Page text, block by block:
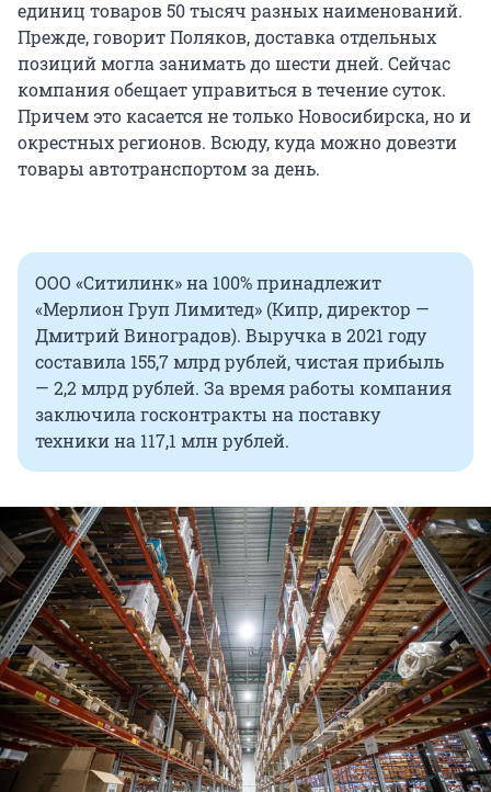
единиц товаров 50 тысяч разных наименований.
Прежде, говорит Поляков, доставка отдельных
позиций могла занимать до шести дней. Сейчас
компания обещает управиться в течение суток.
Причем это касается не только Новосибирска, но и
окрестных регионов. Всюду, куда можно довезти
товары автотранспортом за день.
ООО «Ситилинк» на 100% принадлежит
«Мерлион Груп Лимитед» (Кипр, директор —
Дмитрий Виноградов). Выручка в 2021 году
составила 155,7 млрд рублей, чистая прибыль
— 2,2 млрд рублей. За время работы компания
заключила госконтракты на поставку
техники на 117,1 млн рублей.